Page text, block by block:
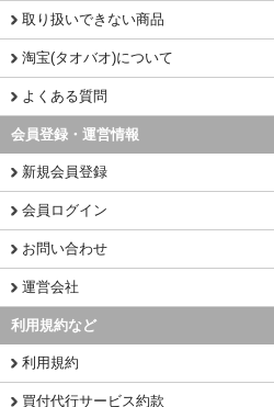
取り扱いできない商品
淘宝(タオバオ)について
よくある質問
会員登録・運営情報
新規会員登録
会員ログイン
お問い合わせ
運営会社
利用規約など
利用規約
買付代行サービス約款